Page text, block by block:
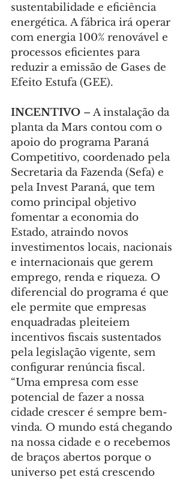
sustentabilidade e eficiência
energética. A fábrica irá operar
com energia 100% renovável e
processos eficientes para
reduzir a emissão de Gases de
Efeito Estufa (GEE).
INCENTIVO – A instalação da
planta da Mars contou com o
apoio do programa Paraná
Competitivo, coordenado pela
Secretaria da Fazenda (Sefa) e
pela Invest Paraná, que tem
como principal objetivo
fomentar a economia do
Estado, atraindo novos
investimentos locais, nacionais
e internacionais que gerem
emprego, renda e riqueza. O
diferencial do programa é que
ele permite que empresas
enquadradas pleiteiem
incentivos fiscais sustentados
pela legislação vigente, sem
configurar renúncia fiscal.
“Uma empresa com esse
potencial de fazer a nossa
cidade crescer é sempre bem-
vinda. O mundo está chegando
na nossa cidade e o recebemos
de braços abertos porque o
universo pet está crescendo